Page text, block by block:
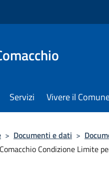
Servizi Vivere il
> Documenti e dati >
Condizione